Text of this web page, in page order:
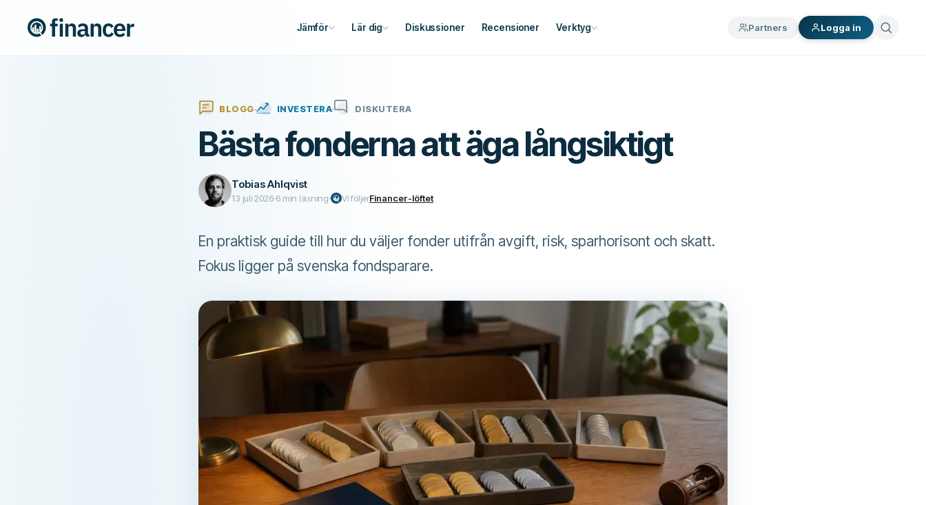
Jämför Lär dig Diskussioner Recensioner Verktyg Partners Logga in
BLOGG INVESTERA DISKUTERA
Bästa fonderna att äga långsiktigt
Tobias Ahlqvist
13 juli 2026 6 min läsning Vi följerFinancer-löftet
En praktisk guide till hur du väljer fonder utifrån avgift, risk, sparhorisont och skatt.
Fokus ligger på svenska fondsparare.